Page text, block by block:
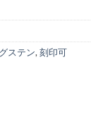
ステン,刻印可